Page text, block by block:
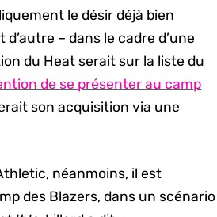
le désir déjà bien
– dans le cadre d’une
du Heat serait sur la liste du
de se présenter au camp
son acquisition via une
néanmoins, il est
des Blazers, dans un scénario